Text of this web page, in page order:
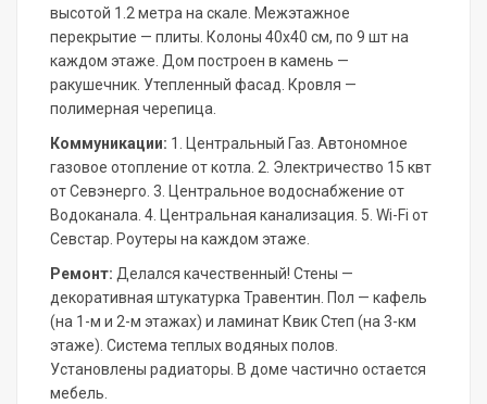
высотой 1.2 метра на скале. Межэтажное
перекрытие — плиты. Колоны 40х40 см, по 9 шт на
каждом этаже. Дом построен в камень —
ракушечник. Утепленный фасад. Кровля —
полимерная черепица.
Коммуникации: 1. Центральный Газ. Автономное
газовое отопление от котла. 2. Электричество 15 квт
от Севэнерго. 3. Центральное водоснабжение от
Водоканала. 4. Центральная канализация. 5. Wi-Fi от
Севстар. Роутеры на каждом этаже.
Ремонт: Делался качественный! Стены —
декоративная штукатурка Травентин. Пол — кафель
(на 1-м и 2-м этажах) и ламинат Квик Степ (на 3-км
этаже). Система теплых водяных полов.
Установлены радиаторы. В доме частично остается
мебель.